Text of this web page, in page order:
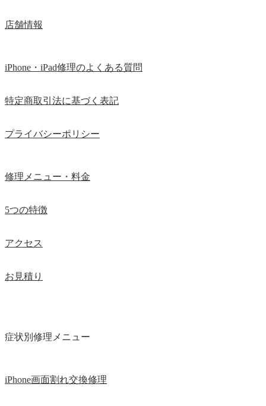
店舗情報
iPhone・iPad修理のよくある質問
特定商取引法に基づく表記
プライバシーポリシー
修理メニュー・料金
5つの特徴
アクセス
お見積り
症状別修理メニュー
iPhone画面割れ交換修理